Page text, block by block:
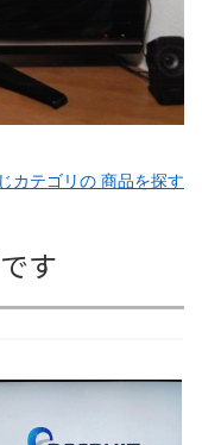
カテゴリの 商品を探す
す